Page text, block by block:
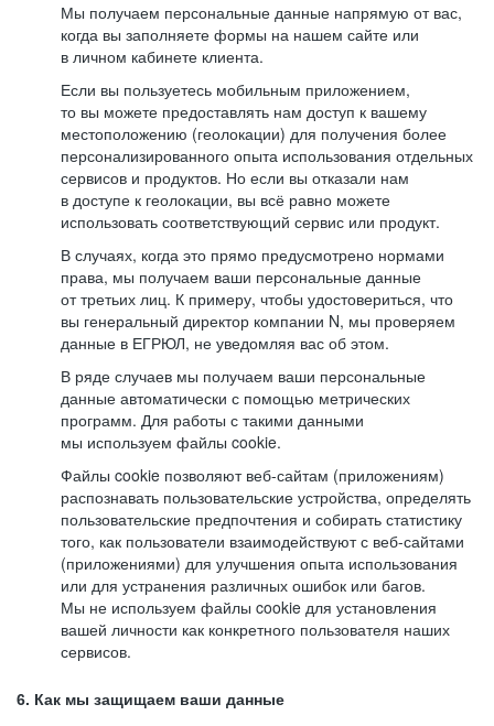
Мы получаем персональные данные напрямую от вас,
когда вы заполняете формы на нашем сайте или
в личном кабинете клиента.
Если вы пользуетесь мобильным приложением,
то вы можете предоставлять нам доступ к вашему
местоположению (геолокации) для получения более
персонализированного опыта использования отдельных
сервисов и продуктов. Но если вы отказали нам
в доступе к геолокации, вы всё равно можете
использовать соответствующий сервис или продукт.
В случаях, когда это прямо предусмотрено нормами
права, мы получаем ваши персональные данные
от третьих лиц. К примеру, чтобы удостовериться, что
вы генеральный директор компании N, мы проверяем
данные в ЕГРЮЛ, не уведомляя вас об этом.
В ряде случаев мы получаем ваши персональные
данные автоматически с помощью метрических
программ. Для работы с такими данными
мы используем файлы cookie.
Файлы cookie позволяют веб-сайтам (приложениям)
распознавать пользовательские устройства, определять
пользовательские предпочтения и собирать статистику
того, как пользователи взаимодействуют с веб-сайтами
(приложениями) для улучшения опыта использования
или для устранения различных ошибок или багов.
Мы не используем файлы cookie для установления
вашей личности как конкретного пользователя наших
сервисов.
6. Как мы защищаем ваши данные